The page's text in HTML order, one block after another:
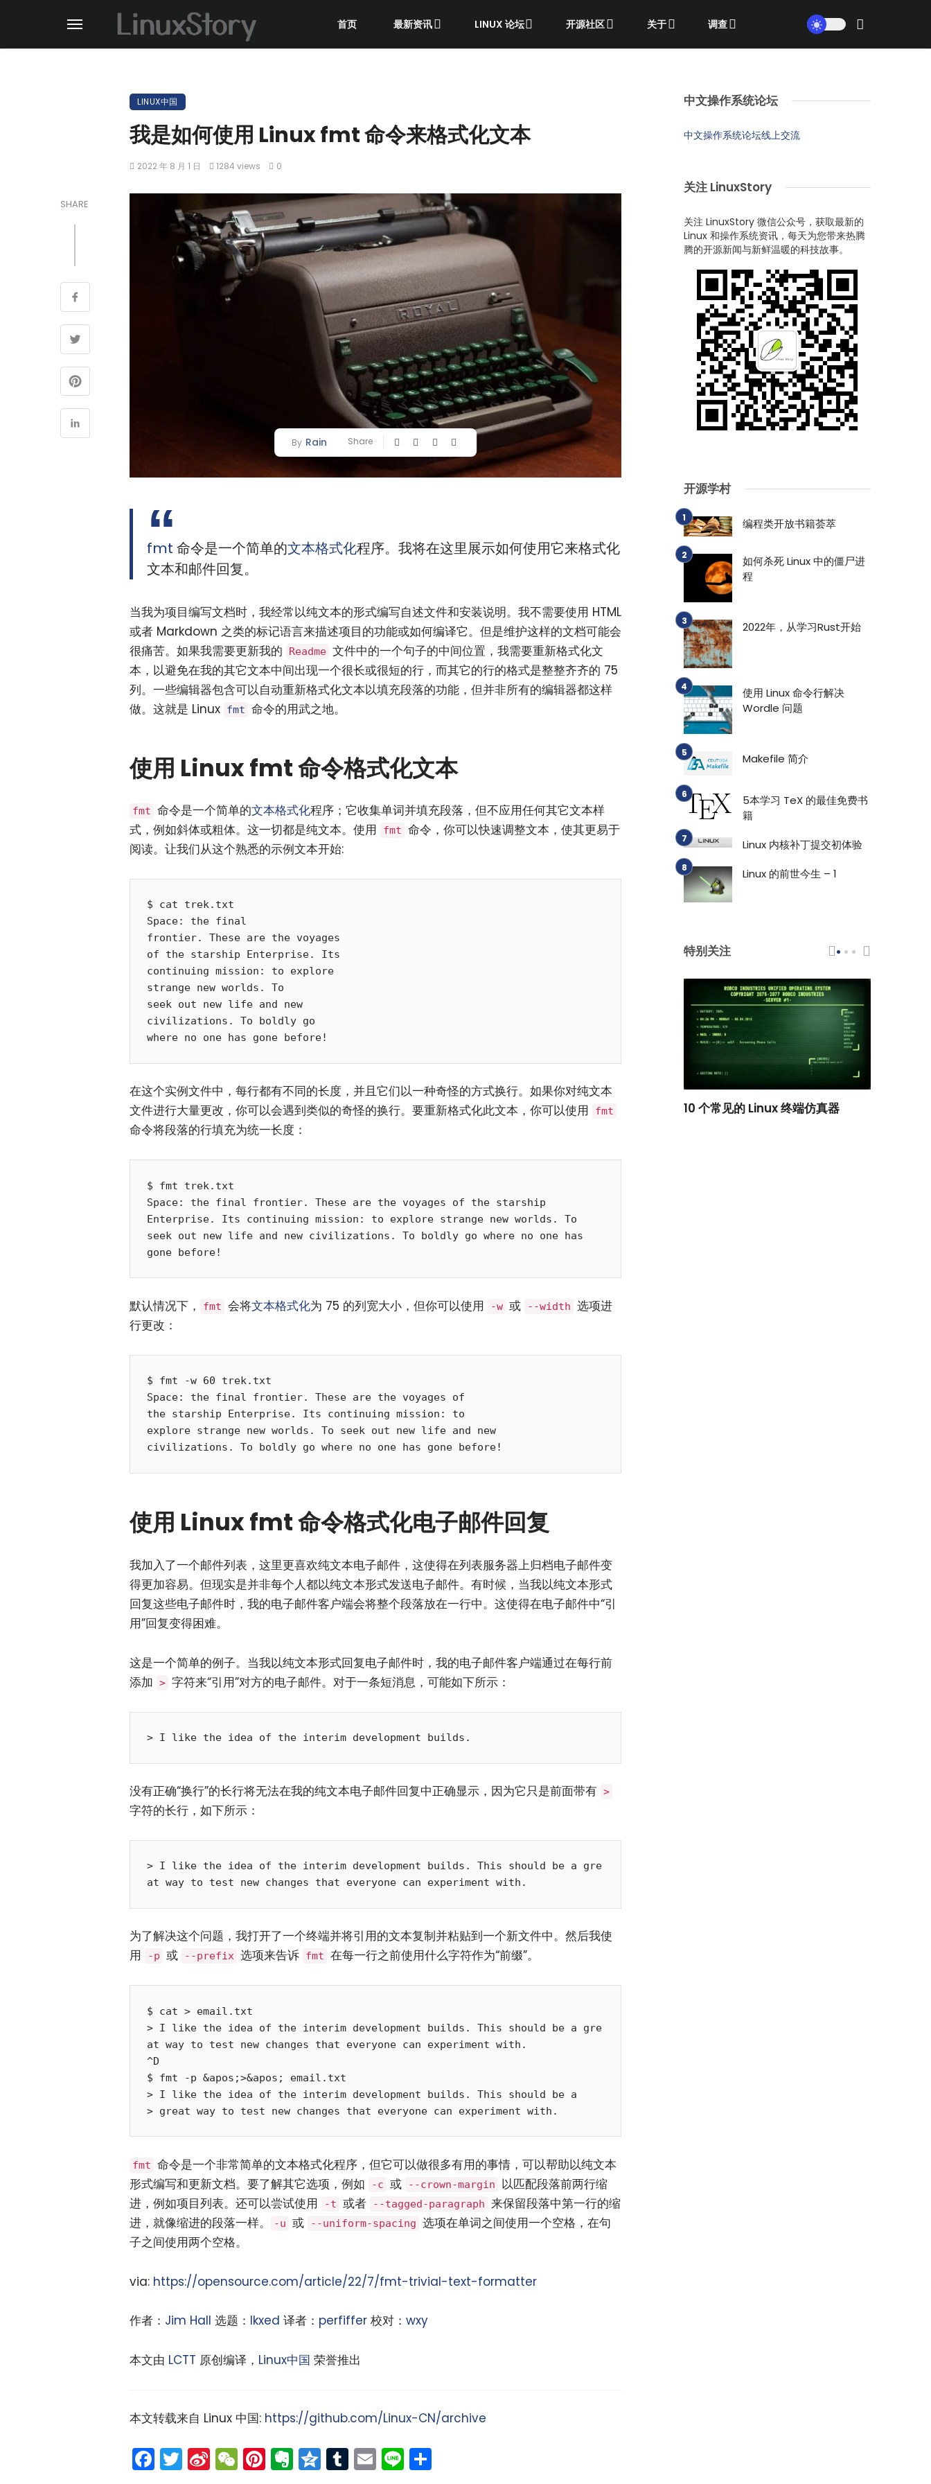
首页 最新资讯 LINUX 论坛 开源社区 关于 调查
LINUX中国
我是如何使用 Linux fmt 命令来格式化文本
2022 年 8 月 1 日 1284 views 0
SHARE
By Rain Share
fmt 命令是一个简单的文本格式化程序。我将在这里展示如何使用它来格式化
文本和邮件回复。
当我为项目编写文档时，我经常以纯文本的形式编写自述文件和安装说明。我不需要使用 HTML
或者 Markdown 之类的标记语言来描述项目的功能或如何编译它。但是维护这样的文档可能会
很痛苦。如果我需要更新我的
Readme 文件中的一个句子的中间位置，我需要重新格式化文
本，以避免在我的其它文本中间出现一个很长或很短的行，而其它的行的格式是整整齐齐的 75
列。一些编辑器包含可以自动重新格式化文本以填充段落的功能，但并非所有的编辑器都这样
做。这就是 Linux fmt 命令的用武之地。
使用 Linux fmt 命令格式化文本
fmt 命令是一个简单的文本格式化程序；它收集单词并填充段落，但不应用任何其它文本样
式，例如斜体或粗体。这一切都是纯文本。使用
fmt 命令，你可以快速调整文本，使其更易于
阅读。让我们从这个熟悉的示例文本开始:
$ cat trek.txt
Space: the final
frontier. These are the voyages
of the starship Enterprise. Its
continuing mission: to explore
strange new worlds. To
seek out new life and new
civilizations. To boldly go
在这个实例文件中，每行都有不同的长度，并且它们以一种奇怪的方式换行。如果你对纯文本
文件进行大量更改，你可以会遇到类似的奇怪的换行。要重新格式化此文本，你可以使用
fmt
命令将段落的行填充为统一长度：
$ fmt trek.txt
Space: the final frontier. These are the voyages of the starship
Enterprise. Its continuing mission: to explore strange new worlds. To
seek out new life and new civilizations. To boldly go where no one has
默认情况下， fmt 会将文本格式化为 75 的列宽大小，但你可以使用 -w 或 --width 选项进
行更改：
$ fmt -w 60 trek.txt
Space: the final frontier. These are the voyages of
the starship Enterprise. Its continuing mission: to
explore strange new worlds. To seek out new life and new
使用 Linux fmt 命令格式化电子邮件回复
我加入了一个邮件列表，这里更喜欢纯文本电子邮件，这使得在列表服务器上归档电子邮件变
得更加容易。但现实是并非每个人都以纯文本形式发送电子邮件。有时候，当我以纯文本形式
回复这些电子邮件时，我的电子邮件客户端会将整个段落放在一行中。这使得在电子邮件中“引
用”回复变得困难。
这是一个简单的例子。当我以纯文本形式回复电子邮件时，我的电子邮件客户端通过在每行前
添加 > 字符来“引用”对方的电子邮件。对于一条短消息，可能如下所示：
没有正确“换行”的长行将无法在我的纯文本电子邮件回复中正确显示，因为它只是前面带有 >
字符的长行，如下所示：
> I like the idea of the interim development builds. This should be a gre
为了解决这个问题，我打开了一个终端并将引用的文本复制并粘贴到一个新文件中。然后我使
用
-p 或 --prefix 选项来告诉 fmt 在每一行之前使用什么字符作为“前缀”。
$ cat > email.txt
> I like the idea of the interim development builds. This should be a gre
at way to test new changes that everyone can experiment with.
^D
$ fmt -p &apos;>&apos; email.txt
> I like the idea of the interim development builds. This should be a
fmt 命令是一个非常简单的文本格式化程序，但它可以做很多有用的事情，可以帮助以纯文本
形式编写和更新文档。要了解其它选项，例如
-c 或 --crown-margin
以匹配段落前两行缩
进，例如项目列表。还可以尝试使用
-t 或者 --tagged-paragraph 来保留段落中第一行的缩
进，就像缩进的段落一样。
-u 或 --uniform-spacing 选项在单词之间使用一个空格，在句
子之间使用两个空格。
via: https://opensource.com/article/22/7/fmt-trivial-text-formatter
作者： Jim Hall 选题： lkxed 译者： perfiffer 校对： wxy
本文由 LCTT 原创编译， Linux中国 荣誉推出
本文转载来自 Linux 中国: https://github.com/Linux-CN/archive
Facebook
Twitter
SinaWeChat
Pinterest
Evernote
Qzone
Tumblr
Email
Line
中文操作系统论坛
中文操作系统论坛线上交流
关注 LinuxStory
关注 LinuxStory 微信公众号，获取最新的
Linux 和操作系统资讯，每天为您带来热腾
腾的开源新闻与新鲜温暖的科技故事。
开源学村
编程类开放书籍荟萃
如何杀死 Linux 中的僵尸进
程
2022年，从学习Rust开始
使用 Linux 命令行解决
Wordle 问题
Makefile 简介
5本学习 TeX 的最佳免费书
籍
Linux 内核补丁提交初体验
Linux 的前世今生 – 1
特别关注
小白观察：Let&apos;s Encrpt 正更开放的分布式事务 | Fescar 品牌
10 个常见的 Linux 终端仿真器